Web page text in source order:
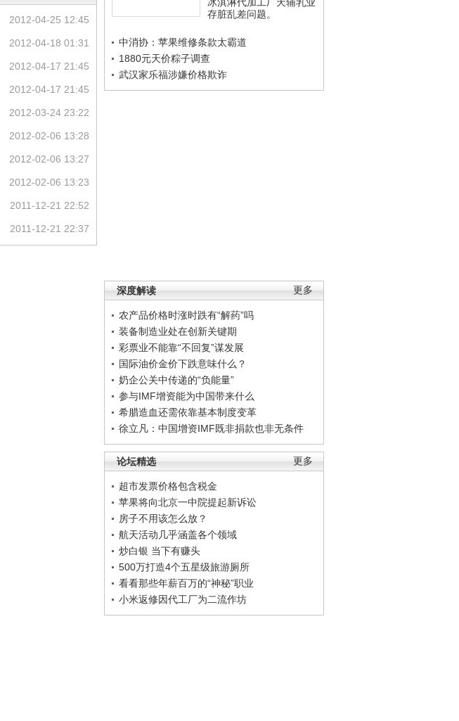
存脏乱差问题。
中消协：苹果维修条款太霸道
1880元天价粽子调查
武汉家乐福涉嫌价格欺诈
更多
深度解读
农产品价格时涨时跌有“解药”吗
装备制造业处在创新关键期
彩票业不能靠“不回复”谋发展
国际油价金价下跌意味什么？
奶企公关中传递的“负能量”
参与IMF增资能为中国带来什么
希腊造血还需依靠基本制度变革
徐立凡：中国增资IMF既非捐款也非无条件
更多
论坛精选
超市发票价格包含税金
苹果将向北京一中院提起新诉讼
房子不用该怎么放？
航天活动几乎涵盖各个领域
炒白银 当下有赚头
500万打造4个五星级旅游厕所
看看那些年薪百万的“神秘”职业
小米返修因代工厂为二流作坊
2012-04-25 12:45
2012-04-18 01:31
2012-04-17 21:45
2012-04-17 21:45
2012-03-24 23:22
2012-02-06 13:28
2012-02-06 13:27
2012-02-06 13:23
2011-12-21 22:52
2011-12-21 22:37